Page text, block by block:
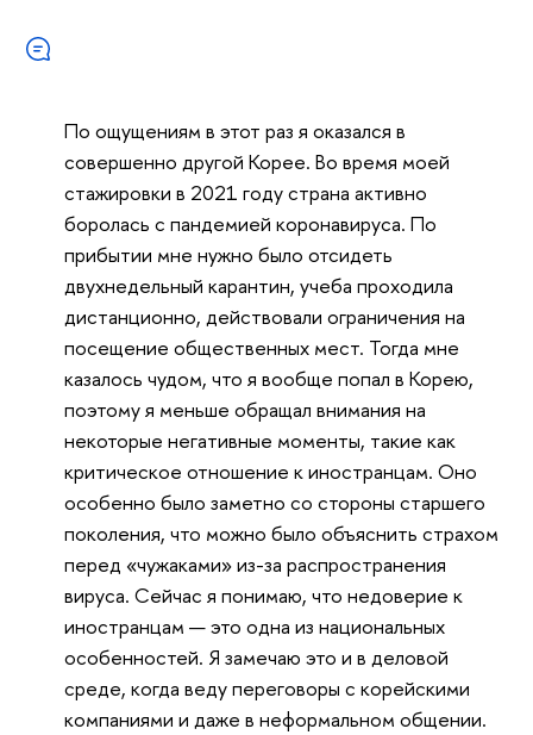
По ощущениям в этот раз я оказался в
совершенно другой Корее. Во время моей
стажировки в 2021 году страна активно
боролась с пандемией коронавируса. По
прибытии мне нужно было отсидеть
двухнедельный карантин, учеба проходила
дистанционно, действовали ограничения на
посещение общественных мест. Тогда мне
казалось чудом, что я вообще попал в Корею,
поэтому я меньше обращал внимания на
некоторые негативные моменты, такие как
критическое отношение к иностранцам. Оно
особенно было заметно со стороны старшего
поколения, что можно было объяснить страхом
перед «чужаками» из-за распространения
вируса. Сейчас я понимаю, что недоверие к
иностранцам — это одна из национальных
особенностей. Я замечаю это и в деловой
среде, когда веду переговоры с корейскими
компаниями и даже в неформальном общении.